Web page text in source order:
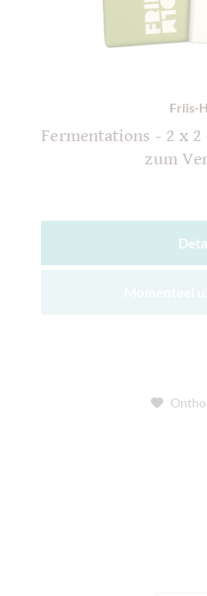
Friis-
Fermentations - 2 x
zum